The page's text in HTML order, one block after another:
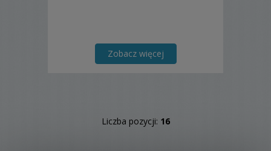
Zobacz więcej
Liczba pozycji: 16